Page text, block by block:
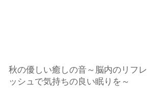
秋の優しい癒しの音～脳内のリフレ
ッシュで気持ちの良い眠りを～